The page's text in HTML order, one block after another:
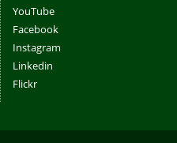
YouTube
Facebook
Instagram
Linkedin
Flickr